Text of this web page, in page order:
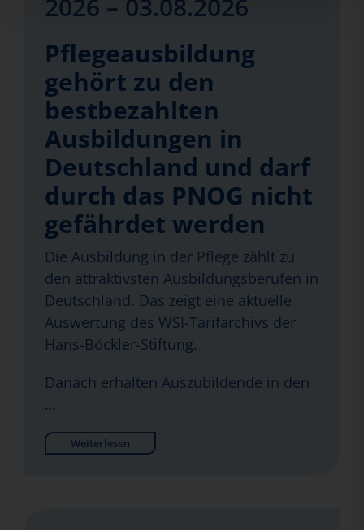
2026 – 03.08.2026
Pflegeausbildung
gehört zu den
bestbezahlten
Ausbildungen in
Deutschland und darf
durch das PNOG nicht
gefährdet werden
Die Ausbildung in der Pflege zählt zu
den attraktivsten Ausbildungsberufen in
Deutschland. Das zeigt eine aktuelle
Auswertung des WSI-Tarifarchivs der
Hans-Böckler-Stiftung.
Danach erhalten Auszubildende in den
…
Weiterlesen